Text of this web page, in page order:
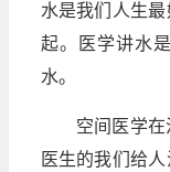
水是我们人生
起。医学讲水
水。
空间医学
医生的我们给